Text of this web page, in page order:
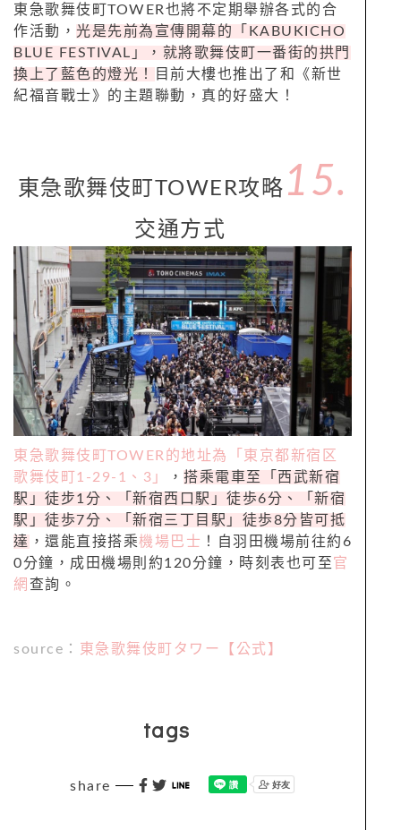
東急歌舞伎町TOWER也將不定期舉辦各式的合
作活動， 光是先前為宣傳開幕的「KABUKICHO
BLUE FESTIVAL」，就將歌舞伎町一番街的拱門
換上了藍色的燈光！
目前大樓也推出了和《新世
紀福音戰士》的主題聯動，真的好盛大！
東急歌舞伎町TOWER攻略 15.
交通方式
東急歌舞伎町TOWER的地址為「東京都新宿区
歌舞伎町1-29-1、3」
， 搭乘電車至「西武新宿
駅」徒步1分、「新宿西口駅」徒歩6分、「新宿
駅」徒歩7分、「新宿三丁⽬駅」徒歩8分皆可抵
達 ，還能直接搭乘機場巴士 ！自羽田機場前往約6
0分鐘，成田機場則約120分鐘，時刻表也可至官
網 查詢。
source： 東急歌舞伎町タワー【公式】
tags
share